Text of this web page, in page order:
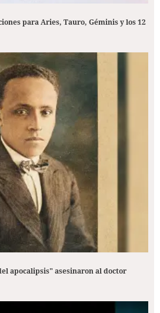
para Aries, Tauro, Géminis y los 12
apocalipsis" asesinaron al doctor